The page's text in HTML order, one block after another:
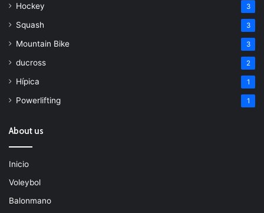
Hockey 3
Squash 3
Mountain Bike 3
ducross 2
Hípica 1
Powerlifting 1
About us
Inicio
Voleybol
Balonmano